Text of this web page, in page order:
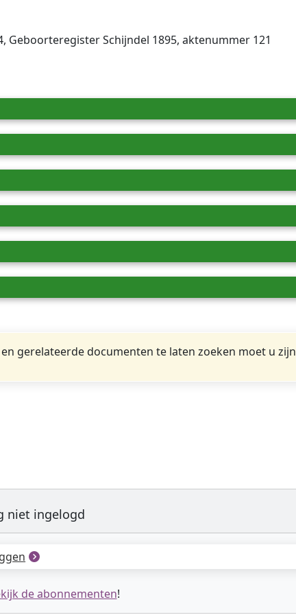
Geboorteregister Schijndel 1895, aktenummer 121
gerelateerde documenten te laten zoeken moet u zijn
niet ingelogd
de abonnementen!